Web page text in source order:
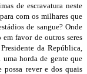
de escravatura neste
com os milhares que
de sangue? Onde
em favor de outros seres
da República,
horda de gente que
possa rever e dos quais